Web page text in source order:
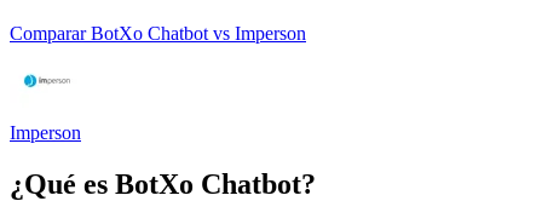
Comparar BotXo Chatbot vs Imperson
Imperson
¿Qué es BotXo Chatbot?